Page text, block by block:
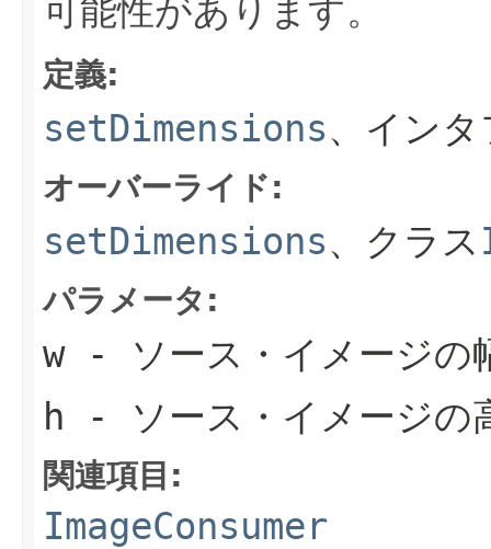
可能性があります。
定義:
setDimensions、イン
オーバーライド:
setDimensions、クラス
パラメータ:
w- ソース・イメージの
h - ソース・イメージの
関連項目:
ImageConsumer